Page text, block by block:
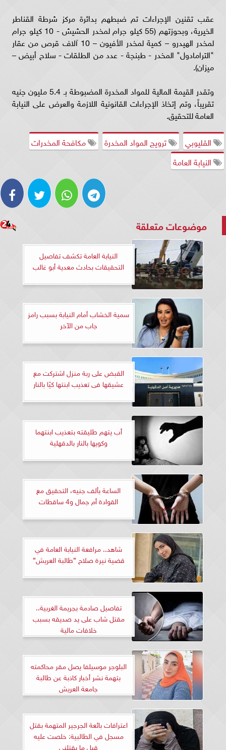
عقب تقنين الإجراءات تم ضبطهم بدائرة مركز شرطة القناطر
الخيرية، وبحوزتهم (55 كيلو جرام لمخدر الحشيش - 10 كيلو جرام
لمخدر الهيدرو – كمية لمخدر الأفيون – 10 آلاف قرص من عقار
"الترامادول" المخدر - طبنجة - عدد من الطلقات - سلاح أبيض –
ميزان).
وتقدر القيمة المالية للمواد المخدرة المضبوطة بـ 5.4 مليون جنيه
تقريباً، وتم إتخاذ الإجراءات القانونية اللازمة والعرض على النيابة
العامة للتحقيق.
القليوبي
ترويج المواد المخدرة
مكافحة المخدرات
النيابة العامة
موضوعات متعلقة
النيابة العامة تكشف تفاصيل
التحقيقات بحادث معدية أبو غالب
سمية الخشاب أمام النيابة بسبب رامز
جاب من الآخر
القبض على ربة منزل اشتركت مع
عشيقها فى تعذيب ابنتها كيًا بالنار
أب يتهم طليقته بتعذيب ابنتهما
وكويها بالنار بالدقهلية
الساعة بألف جنيه، التحقيق مع
القوادة أم جمال و4 ساقطات
شاهد.. مرافعة النيابة العامة في
قضية نيرة صلاح ”طالبة العريش”
تفاصيل صادمة بجريمة الغربية..
مقتل شاب على يد صديقه بسبب
خلافات مالية
البلوجر موسيلفا يصل مقر محاكمته
بتهمة نشر أخبار كاذبة عن طالبة
جامعة العريش
اعترافات بائعة الجرجير المتهمة بقتل
مسجل في الطالبية: خلصت عليه
قبل ما يقتلني